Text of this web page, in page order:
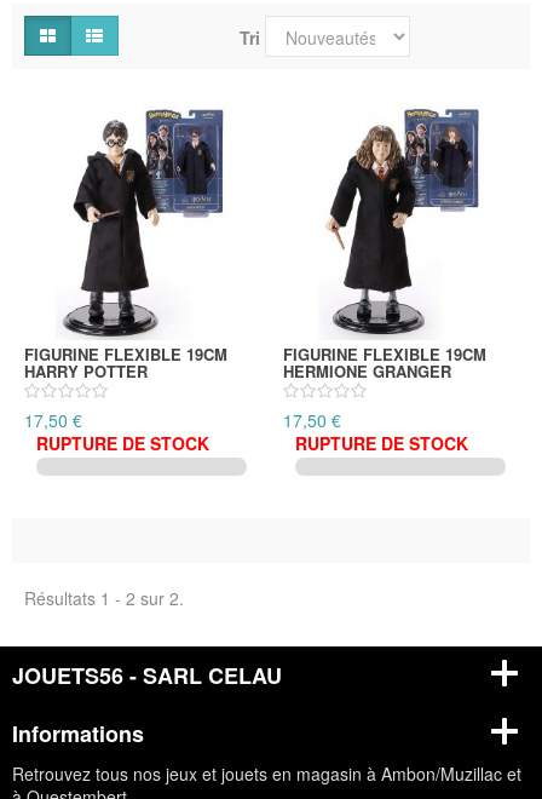
Tri
FIGURINE FLEXIBLE 19CM
HARRY POTTER
17,50 €
RUPTURE DE STOCK
FIGURINE FLEXIBLE 19CM
HERMIONE GRANGER
17,50 €
RUPTURE DE STOCK
Résultats 1 - 2 sur 2.
JOUETS56 - SARL CELAU
Informations
Retrouvez tous nos jeux et jouets en magasin à Ambon/Muzillac et